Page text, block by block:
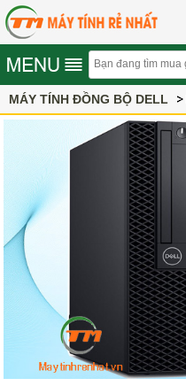
MÁY TÍNH ĐỒNG BỘ DELL